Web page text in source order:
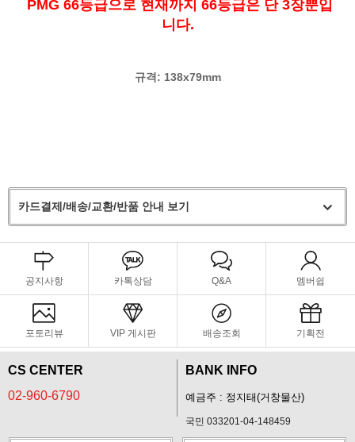
PMG 66등급으로 현재까지 66등급은 단 3장뿐입
니다.
규격: 138x79mm
카드결제/배송/교환/반품 안내 보기
공지사항 카톡상담 Q&A 멤버쉽
포토리뷰 VIP 게시판 배송조회 기획전
CS CENTER
02-960-6790
BANK INFO
예금주 : 정지태(거창물산)
국민 033201-04-148459